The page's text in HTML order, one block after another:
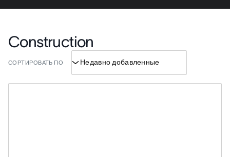
Construction
СОРТИРОВАТЬ ПО